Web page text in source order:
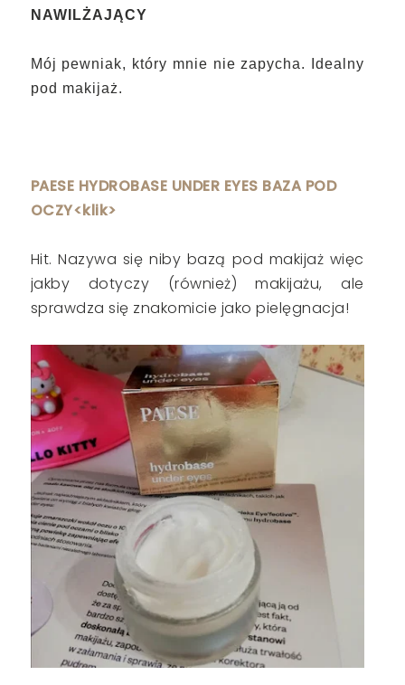
NAWILŻAJĄCY
Mój pewniak, który mnie nie zapycha. Idealny
pod makijaż.
PAESE HYDROBASE UNDER EYES BAZA POD
OCZY<klik>
Hit. Nazywa się niby bazą pod makijaż więc
jakby dotyczy (również) makijażu, ale
sprawdza się znakomicie jako pielęgnacja!